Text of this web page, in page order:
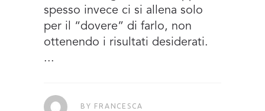
spesso invece ci si allena solo
per il “dovere” di farlo, non
ottenendo i risultati desiderati.
BY FRANCESCA